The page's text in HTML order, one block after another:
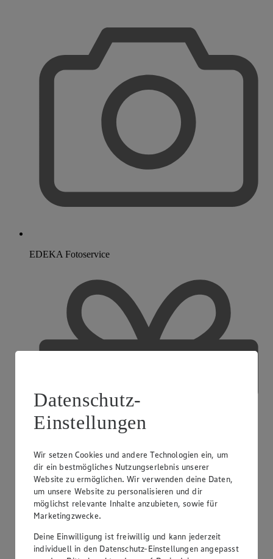
EDEKA Fotoservice
Datenschutz-
Einstellungen
Wir setzen Cookies und andere Technologien ein, um
dir ein bestmögliches Nutzungserlebnis unserer
Website zu ermöglichen. Wir verwenden deine Daten,
um unsere Website zu personalisieren und dir
möglichst relevante Inhalte anzubieten, sowie für
Marketingzwecke.
Deine Einwilligung ist freiwillig und kann jederzeit
individuell in den Datenschutz-Einstellungen angepasst